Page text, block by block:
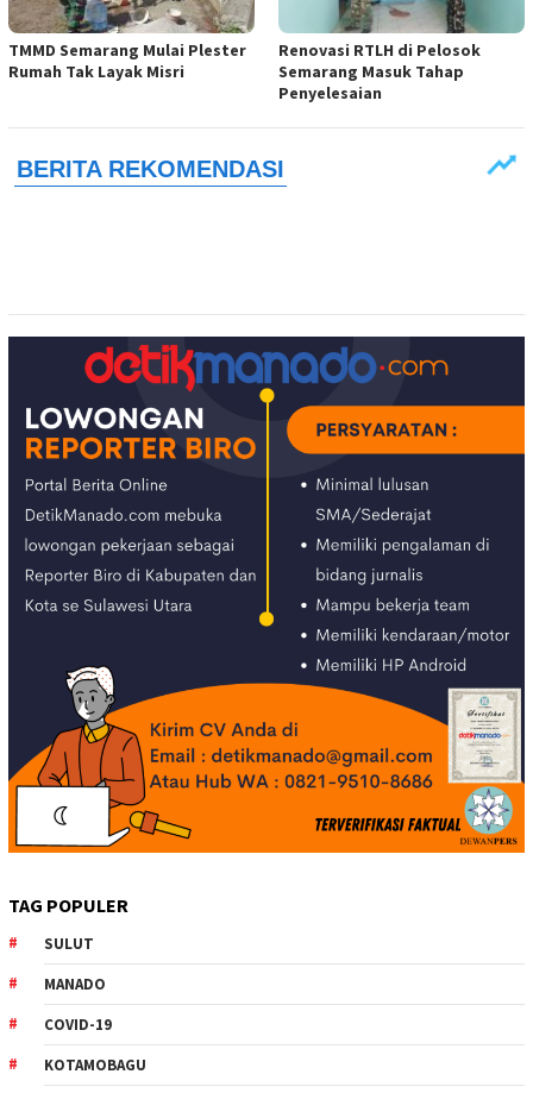
TMMD Semarang Mulai Plester
Rumah Tak Layak Misri
Renovasi RTLH di Pelosok
Semarang Masuk Tahap
Penyelesaian
TAG POPULER
SULUT
MANADO
COVID-19
KOTAMOBAGU